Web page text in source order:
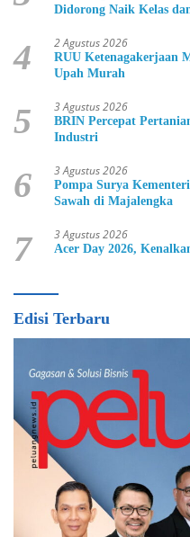
Didorong Naik Kelas
4 2 Agustus 2026
RUU Ketenagakerjaan
Upah Murah
5 3 Agustus 2026
BRIN Percepat
Industri
6 3 Agustus 2026
Pompa Surya
Sawah di Majalengka
7 3 Agustus 2026
Acer Day 2026,
Edisi Terbaru